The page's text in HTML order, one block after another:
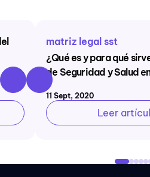
matriz legal sst
¿Qué es y para qué
de Seguridad y Salud
11 Sept, 2020
Leer